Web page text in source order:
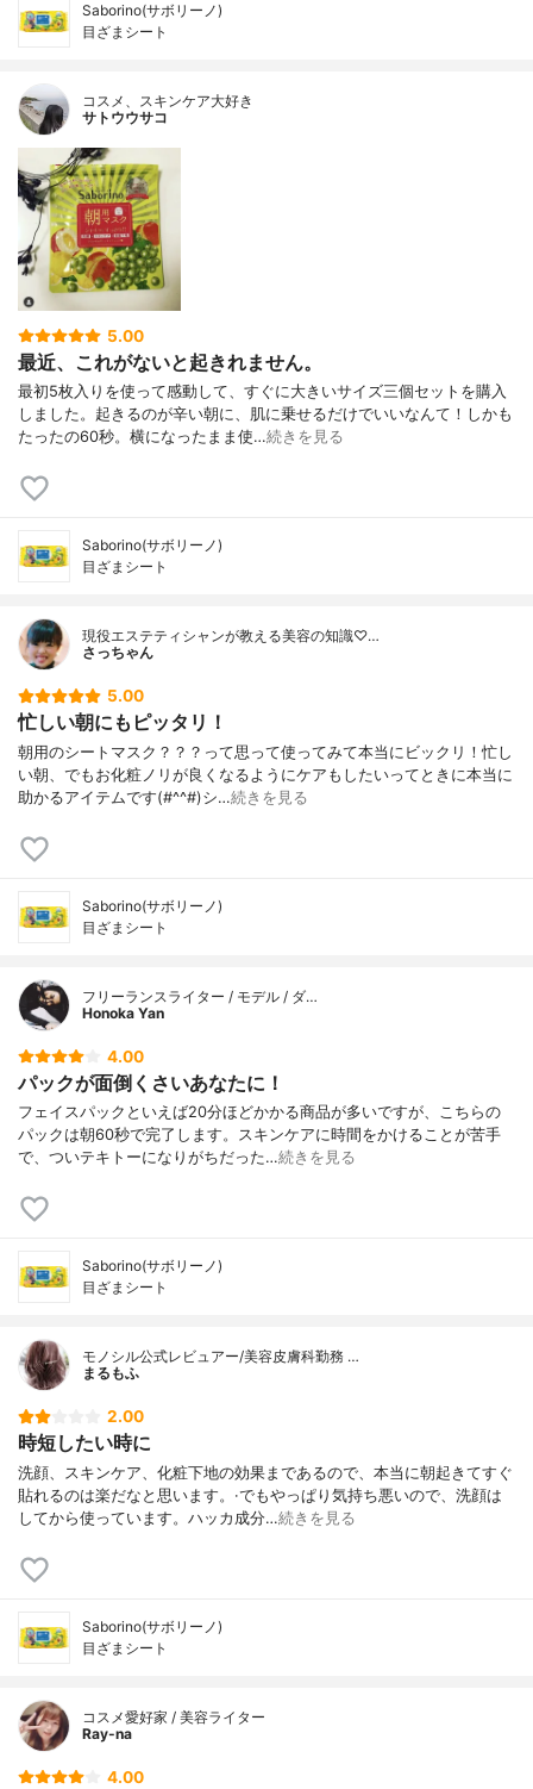
Saborino(サボリーノ)
目ざまシート
コスメ、スキンケア大好き
サトウウサコ
5.00
最近、これがないと起きれません。
最初5枚入りを使って感動して、すぐに大きいサイズ三個セットを購入
しました。起きるのが辛い朝に、肌に乗せるだけでいいなんて！しかも
たったの60秒。横になったまま使…続きを見る
Saborino(サボリーノ)
目ざまシート
現役エステティシャンが教える美容の知識♡…
さっちゃん
5.00
忙しい朝にもピッタリ！
朝用のシートマスク？？？って思って使ってみて本当にビックリ！忙し
い朝、でもお化粧ノリが良くなるようにケアもしたいってときに本当に
助かるアイテムです(#^^#)シ…続きを見る
Saborino(サボリーノ)
目ざまシート
フリーランスライター / モデル / ダ…
Honoka Yan
4.00
パックが面倒くさいあなたに！
フェイスパックといえば20分ほどかかる商品が多いですが、こちらの
パックは朝60秒で完了します。スキンケアに時間をかけることが苦手
で、ついテキトーになりがちだった…続きを見る
Saborino(サボリーノ)
目ざまシート
モノシル公式レビュアー/美容皮膚科勤務 …
まるもふ
2.00
時短したい時に
洗顔、スキンケア、化粧下地の効果まであるので、本当に朝起きてすぐ
貼れるのは楽だなと思います。·でもやっぱり気持ち悪いので、洗顔は
してから使っています。ハッカ成分…続きを見る
Saborino(サボリーノ)
目ざまシート
コスメ愛好家 / 美容ライター
Ray-na
4.00